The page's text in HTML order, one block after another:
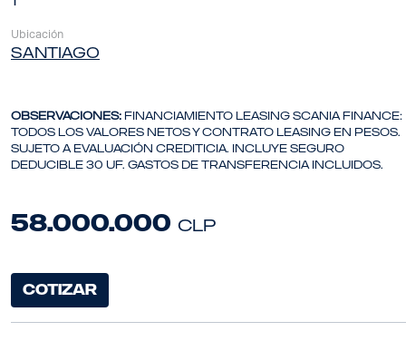
Ubicación
SANTIAGO
OBSERVACIONES: Financiamiento Leasing Scania Finance:
todos los valores netos y contrato leasing en pesos.
Sujeto a evaluación crediticia. Incluye seguro
deducible 30 uf. Gastos de transferencia incluidos.
58.000.000 clp
COTIZAR